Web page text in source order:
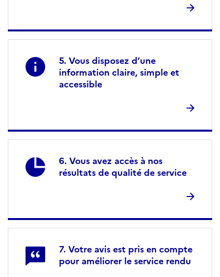
Vous disposez d’une
information claire, simple et
accessible
Vous avez accès à nos
résultats de qualité de service
Votre avis est pris en compte
pour améliorer le service rendu